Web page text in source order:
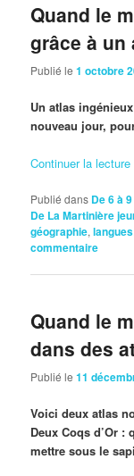
Quand le
grâce à
Publié le1 octobre
Un atlas
nouveau jour,
Continuer la lecture
Publié dans De 6 à
De La Martinière
géographie,langues
commentaire
Quand le
dans des
Publié le11
Voici deux atlas
Deux Coqs d’Or :
mettre sous le